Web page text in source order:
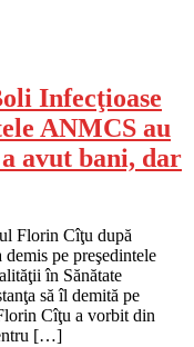
Infecţioase
ANMCS au
avut bani, dar
Florin Cîţu după
pe preşedintele
în Sănătate
să îl demită pe
Cîţu a vorbit din
[…]